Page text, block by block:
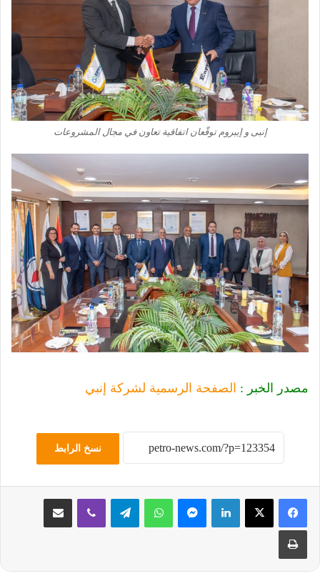
إنبى و إيبروم توقّعان اتفاقية تعاون في مجال المشروعات
مصدر الخبر : الصفحة الرسمية لشركة إنبي
نسخ الرابط
لينكدإن ماسنجر واتساب تيلقرام ڤايبر مشاركة عبر البريد
طباعة